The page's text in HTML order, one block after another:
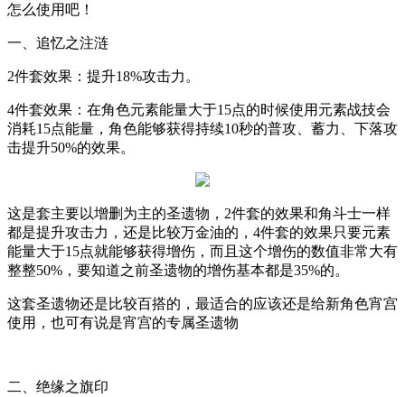
怎么使用吧！
一、追忆之注涟
2件套效果：提升18%攻击力。
4件套效果：在角色元素能量大于15点的时候使用元素战技会
消耗15点能量，角色能够获得持续10秒的普攻、蓄力、下落攻
击提升50%的效果。
这是套主要以增删为主的圣遗物， 2件套的效果和角斗士一样
都是提升攻击力，还是比较万金油的， 4件套的效果只要元素
能量大于15点就能够获得增伤，而且这个增伤的数值非常大有
整整50% ，要知道之前圣遗物的增伤基本都是35%的。
这套圣遗物还是比较百搭的，最适合的应该还是给新角色宵宫
使用，也可有说是宵宫的专属圣遗物
二、绝缘之旗印